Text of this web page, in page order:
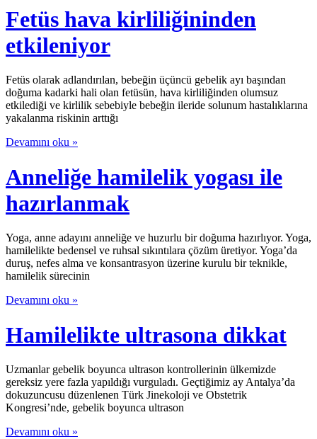
Fetüs hava kirliliğininden
etkileniyor
Fetüs olarak adlandırılan, bebeğin üçüncü gebelik ayı başından
doğuma kadarki hali olan fetüsün, hava kirliliğinden olumsuz
etkilediği ve kirlilik sebebiyle bebeğin ileride solunum hastalıklarına
yakalanma riskinin arttığı
Devamını oku »
Anneliğe hamilelik yogası ile
hazırlanmak
Yoga, anne adayını anneliğe ve huzurlu bir doğuma hazırlıyor. Yoga,
hamilelikte bedensel ve ruhsal sıkıntılara çözüm üretiyor. Yoga’da
duruş, nefes alma ve konsantrasyon üzerine kurulu bir teknikle,
hamilelik sürecinin
Devamını oku »
Hamilelikte ultrasona dikkat
Uzmanlar gebelik boyunca ultrason kontrollerinin ülkemizde
gereksiz yere fazla yapıldığı vurguladı. Geçtiğimiz ay Antalya’da
dokuzuncusu düzenlenen Türk Jinekoloji ve Obstetrik
Kongresi’nde, gebelik boyunca ultrason
Devamını oku »